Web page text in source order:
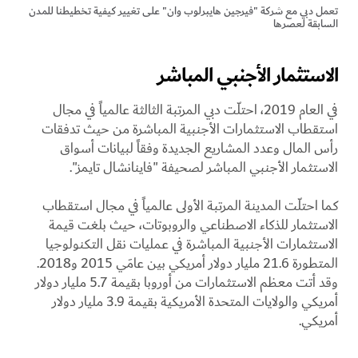
تعمل دبي مع شركة "فيرجين هايبرلوب وان" على تغيير كيفية تخطيطنا للمدن
السابقة لعصرها
الاستثمار الأجنبي المباشر
في العام 2019، احتلّت دبي المرتبة الثالثة عالمياً في مجال
استقطاب الاستثمارات الأجنبية المباشرة من حيث تدفقات
رأس المال وعدد المشاريع الجديدة وفقاً لبيانات أسواق
الاستثمار الأجنبي المباشر لصحيفة "فاينانشال تايمز".
كما احتلّت المدينة المرتبة الأولى عالمياً في مجال استقطاب
الاستثمار للذكاء الاصطناعي والروبوتات، حيث بلغت قيمة
الاستثمارات الأجنبية المباشرة في عمليات نقل التكنولوجيا
المتطورة 21.6 مليار دولار أمريكي بين عامَي 2015 و2018.
وقد أتت معظم الاستثمارات من أوروبا بقيمة 5.7 مليار دولار
أمريكي والولايات المتحدة الأمريكية بقيمة 3.9 مليار دولار
أمريكي.